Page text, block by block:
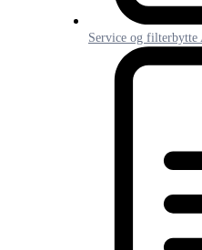
Service og filterbytte